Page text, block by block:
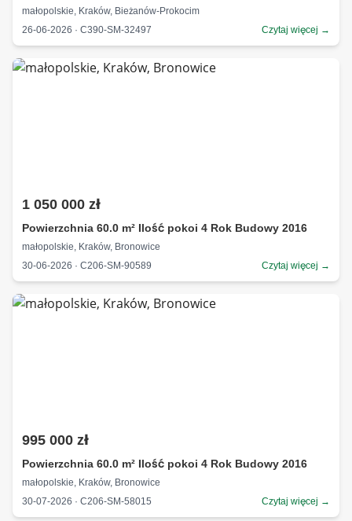
małopolskie, Kraków, Bieżanów-Prokocim
26-06-2026 · C390-SM-32497
Czytaj więcej →
1 050 000 zł
Powierzchnia 60.0 m² Ilość pokoi 4 Rok Budowy 2016
małopolskie, Kraków, Bronowice
30-06-2026 · C206-SM-90589
Czytaj więcej →
995 000 zł
Powierzchnia 60.0 m² Ilość pokoi 4 Rok Budowy 2016
małopolskie, Kraków, Bronowice
30-07-2026 · C206-SM-58015
Czytaj więcej →